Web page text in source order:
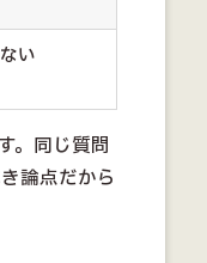
い
。同じ質問
論点だから